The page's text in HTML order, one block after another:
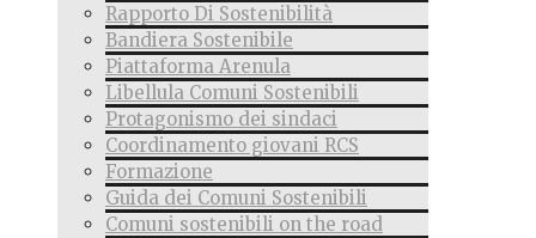
Rapporto Di Sostenibilità
Bandiera Sostenibile
Piattaforma Arenula
Libellula Comuni Sostenibili
Protagonismo dei sindaci
Coordinamento giovani RCS
Formazione
Guida dei Comuni Sostenibili
Comuni sostenibili on the road